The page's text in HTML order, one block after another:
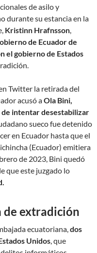
de asilo y
durante su estancia en la
Kristinn Hrafnsson,
de Ecuador de
el gobierno de Estados
Twitter la retirada del
acusó aOla Bini,
de intentar desestabilizar
sueco fue detenido
en Ecuador hasta que el
(Ecuador) emitiera
de 2023, Bini quedó
que este juzgado lo
de extradición
ecuatoriana,dos
Unidos, que